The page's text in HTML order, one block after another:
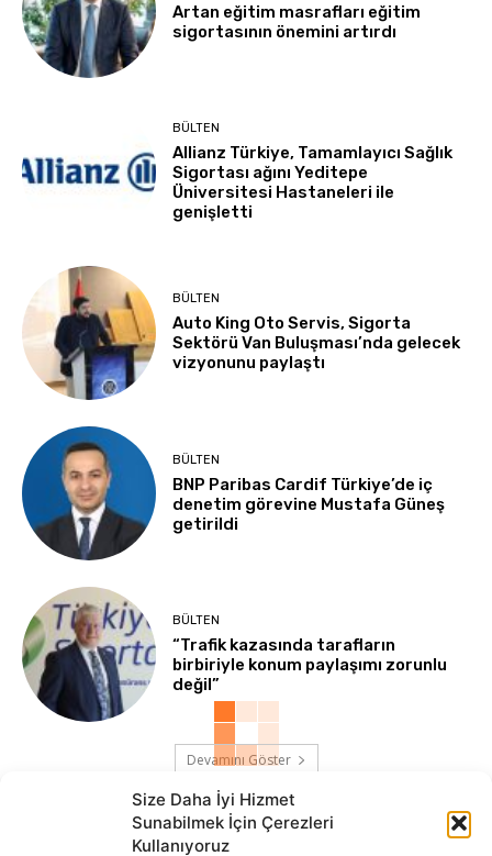
Size Daha İyi Hizmet
Sunabilmek İçin Çerezleri
Kullanıyoruz
Artan eğitim masrafları eğitim
sigortasının önemini artırdı
BÜLTEN
Allianz Türkiye, Tamamlayıcı Sağlık
Sigortası ağını Yeditepe
Üniversitesi Hastaneleri ile
genişletti
BÜLTEN
Auto King Oto Servis, Sigorta
Sektörü Van Buluşması’nda gelecek
vizyonunu paylaştı
BÜLTEN
BNP Paribas Cardif Türkiye’de iç
denetim görevine Mustafa Güneş
getirildi
BÜLTEN
“Trafik kazasında tarafların
birbiriyle konum paylaşımı zorunlu
değil”
Devamını Göster